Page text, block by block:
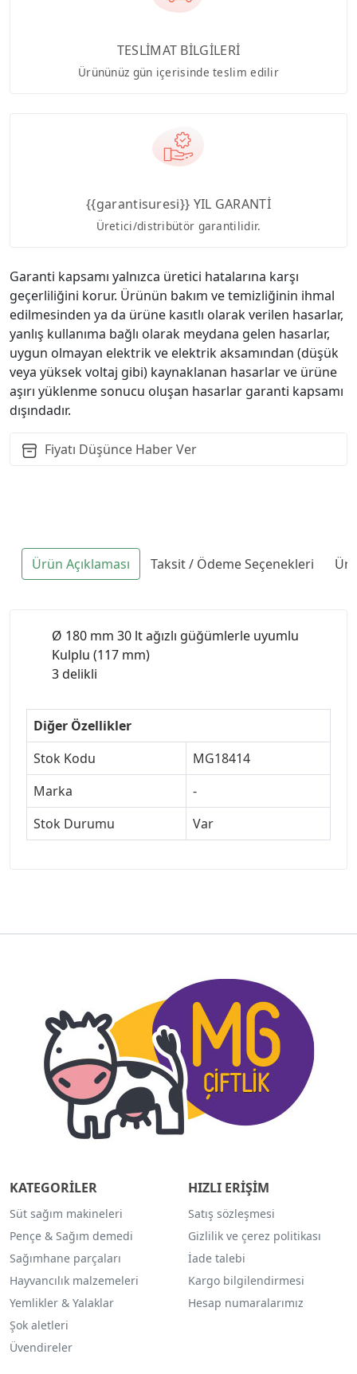
TESLİMAT BİLGİLERİ
Ürününüz gün içerisinde teslim edilir
{{garantisuresi}} YIL GARANTİ
Üretici/distribütör garantilidir.
Garanti kapsamı yalnızca üretici hatalarına karşı
geçerliliğini korur. Ürünün bakım ve temizliğinin ihmal
edilmesinden ya da ürüne kasıtlı olarak verilen hasarlar,
yanlış kullanıma bağlı olarak meydana gelen hasarlar,
uygun olmayan elektrik ve elektrik aksamından (düşük
veya yüksek voltaj gibi) kaynaklanan hasarlar ve ürüne
aşırı yüklenme sonucu oluşan hasarlar garanti kapsamı
dışındadır.
Fiyatı Düşünce Haber Ver
Ürün Açıklaması Taksit / Ödeme Seçenekleri
Ø 180 mm 30 lt ağızlı güğümlerle uyumlu
Kulplu (117 mm)
3 delikli
Diğer Özellikler
Stok Kodu
MG18414
Marka
-
Stok Durumu
Var
KATEGORİLER
Süt sağım makineleri
Pençe & Sağım demedi
Sağımhane parçaları
Hayvancılık malzemeleri
Yemlikler & Yalaklar
Şok aletleri
Üvendireler
HIZLI ERİŞİM
Satış sözleşmesi
Gizlilik ve çerez politikası
İade talebi
Kargo bilgilendirmesi
Hesap numaralarımız